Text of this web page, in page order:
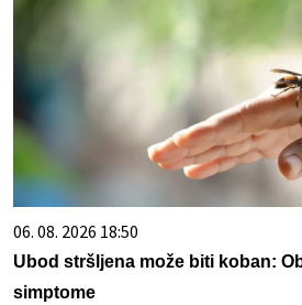
06. 08. 2026 18:50
Ubod stršljena može biti koban:
simptome